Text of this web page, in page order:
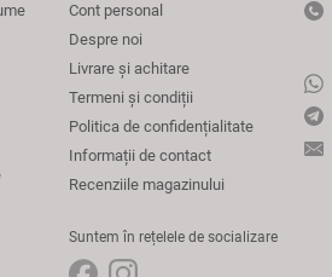
Cont personal
Despre noi
Livrare și achitare
Termeni și condiții
Politica de confidențialitate
Informații de contact
Recenziile magazinului
Suntem în rețelele de socializare